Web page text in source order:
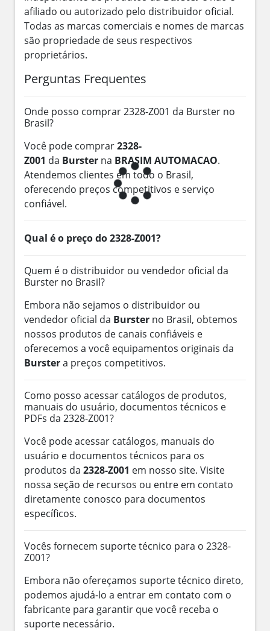
afiliado ou autorizado pelo distribuidor oficial.
Todas as marcas comerciais e nomes de marcas
são propriedade de seus respectivos
proprietários.
Perguntas Frequentes
Onde posso comprar 2328-Z001 da Burster no
Brasil?
Você pode comprar2328-
Z001 da Burster na BRASIM AUTOMACAO.
Atendemos clientes em todo o Brasil,
oferecendo preços competitivos e serviço
confiável.
Qual é o preço do 2328-Z001?
Quem é o distribuidor ou vendedor oficial da
Burster no Brasil?
Embora não sejamos o distribuidor ou
vendedor oficial da Burster no Brasil, obtemos
nossos produtos de canais confiáveis e
oferecemos a você equipamentos originais da
Burstera preços competitivos.
Como posso acessar catálogos de produtos,
manuais do usuário, documentos técnicos e
PDFs da 2328-Z001?
Você pode acessar catálogos, manuais do
usuário e documentos técnicos para os
produtos da 2328-Z001 em nosso site. Visite
nossa seção de recursos ou entre em contato
diretamente conosco para documentos
específicos.
Vocês fornecem suporte técnico para o 2328-
Z001?
Embora não ofereçamos suporte técnico direto,
podemos ajudá-lo a entrar em contato com o
fabricante para garantir que você receba o
suporte necessário.